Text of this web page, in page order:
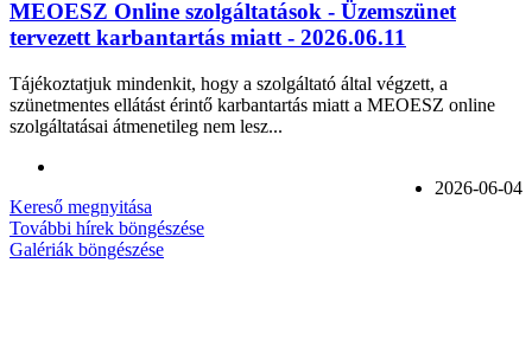
MEOESZ Online szolgáltatások - Üzemszünet
tervezett karbantartás miatt - 2026.06.11
Tájékoztatjuk mindenkit, hogy a szolgáltató által végzett, a
szünetmentes ellátást érintő karbantartás miatt a MEOESZ online
szolgáltatásai átmenetileg nem lesz...
2026-06-04
Kereső megnyitása
További hírek böngészése
Galériák böngészése